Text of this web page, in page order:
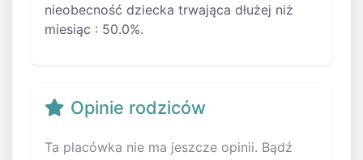
nieobecność dziecka trwająca dłużej niż
miesiąc : 50.0%.
Opinie rodziców
Ta placówka nie ma jeszcze opinii. Bądź